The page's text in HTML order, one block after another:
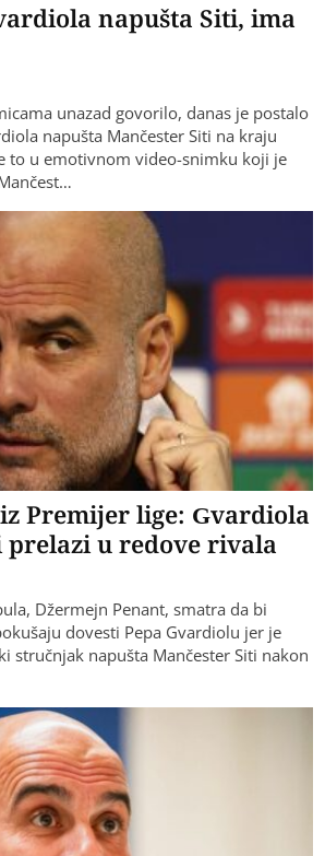
napušta Siti, ima
unazad govorilo, danas je postalo
napušta Mančester Siti na kraju
to u emotivnom video-snimku koji je
Premijer lige: Gvardiola
prelazi u redove rivala
Džermejn Penant, smatra da bi
dovesti Pepa Gvardiolu jer je
stručnjak napušta Mančester Siti nakon